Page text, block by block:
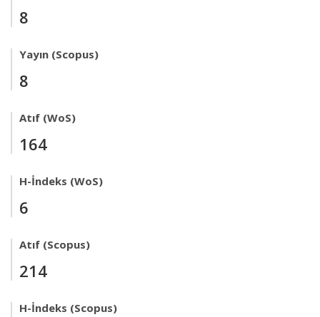
8
Yayın (Scopus)
8
Atıf (WoS)
164
H-İndeks (WoS)
6
Atıf (Scopus)
214
H-İndeks (Scopus)